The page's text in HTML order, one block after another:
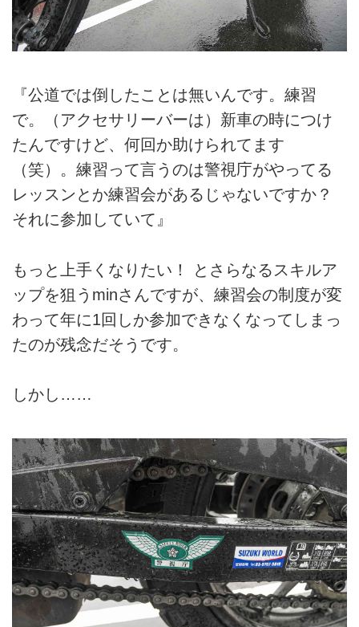
『公道では倒したことは無いんです。練習
で。（アクセサリーバーは）新車の時につけ
たんですけど、何回か助けられてます
（笑）。練習って言うのは警視庁がやってる
レッスンとか練習会があるじゃないですか？
それに参加していて』
もっと上手くなりたい！ とさらなるスキルア
ップを狙うminさんですが、練習会の制度が変
わって年に1回しか参加できなくなってしまっ
たのが残念だそうです。
しかし……